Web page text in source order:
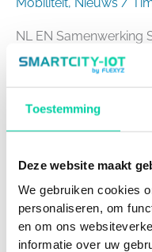
Toestemming
Deze website maakt
We gebruiken cookies
personaliseren, om
en om ons
informatie over uw
NL EN Samenwerking
Smart City System:
doorstroom
het Duitse Smart City
parkeeroplossingen
parkeerplaatsen vrij
Meer lezen »